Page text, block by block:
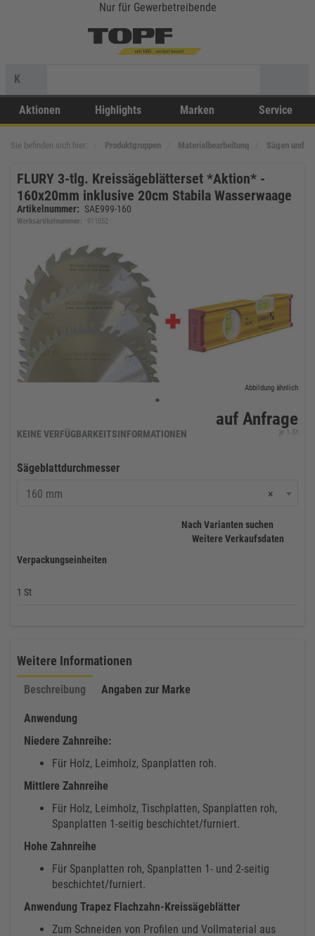
Nur für Gewerbetreibende
K
Aktionen Highlights Marken Service
Sie befinden sich hier: Produktgruppen Materialbearbeitung Sägen und
FLURY 3-tlg. Kreissägeblätterset *Aktion* -
160x20mm inklusive 20cm Stabila Wasserwaage
Artikelnummer: SAE999-160
Werksartikelnummer: 911052
Abbildung ähnlich
auf Anfrage
KEINE VERFÜGBARKEITSINFORMATIONEN je 1 St
Sägeblattdurchmesser
×
160 mm
Nach Varianten suchen
Weitere Verkaufsdaten
Verpackungseinheiten
1 St
Weitere Informationen
Beschreibung Angaben zur Marke
Anwendung
Niedere Zahnreihe:
Für Holz, Leimholz, Spanplatten roh.
Mittlere Zahnreihe
Für Holz, Leimholz, Tischplatten, Spanplatten roh,
Spanplatten 1-seitig beschichtet/furniert.
Hohe Zahnreihe
Für Spanplatten roh, Spanplatten 1- und 2-seitig
beschichtet/furniert.
Anwendung Trapez Flachzahn-Kreissägeblätter
Zum Schneiden von Profilen und Vollmaterial aus